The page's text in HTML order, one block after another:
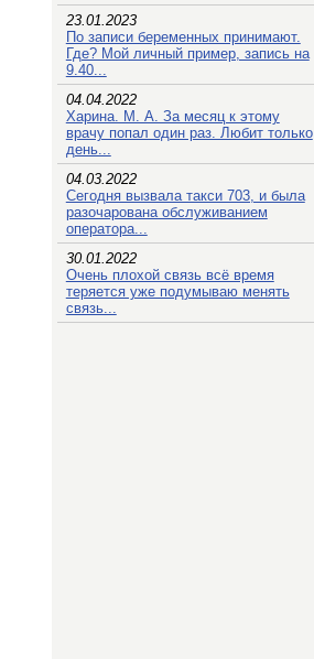
23.01.2023
По записи беременных принимают.
Где? Мой личный пример, запись на
9.40...
04.04.2022
Харина. М. А. За месяц к этому
врачу попал один раз. Любит только
день...
04.03.2022
Сегодня вызвала такси 703, и была
разочарована обслуживанием
оператора...
30.01.2022
Очень плохой связь всё время
теряется уже подумываю менять
связь...